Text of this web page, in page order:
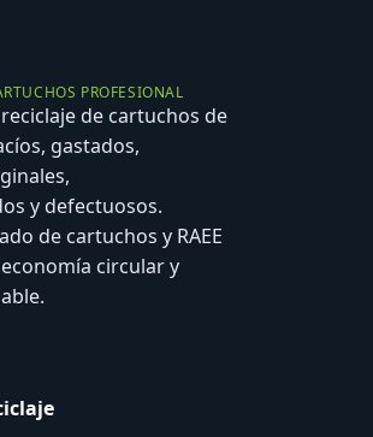
PROFESIONAL
de cartuchos de
gastados,
y defectuosos.
de cartuchos y RAEE
circular y